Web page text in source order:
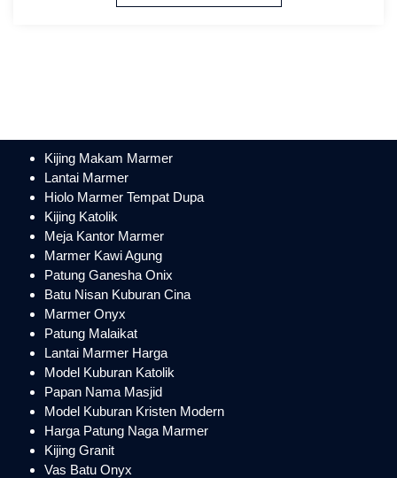
Kijing Makam Marmer
Lantai Marmer
Hiolo Marmer Tempat Dupa
Kijing Katolik
Meja Kantor Marmer
Marmer Kawi Agung
Patung Ganesha Onix
Batu Nisan Kuburan Cina
Marmer Onyx
Patung Malaikat
Lantai Marmer Harga
Model Kuburan Katolik
Papan Nama Masjid
Model Kuburan Kristen Modern
Harga Patung Naga Marmer
Kijing Granit
Vas Batu Onyx